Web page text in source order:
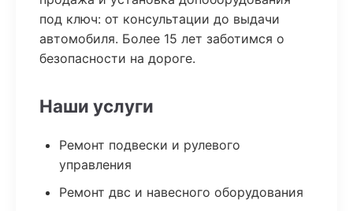
под ключ: от консультации до выдачи
автомобиля. Более 15 лет заботимся о
безопасности на дороге.
Наши услуги
Ремонт подвески и рулевого
управления
Ремонт двс и навесного оборудования